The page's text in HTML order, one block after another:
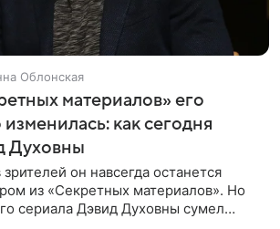
Облонская
материалов» его
как сегодня
Духовны
он навсегда останется
из «Секретных материалов». Но
сериала Дэвид Духовны сумел